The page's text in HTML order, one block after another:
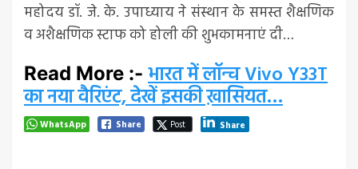
महोदय डॉ. जे. के. उपाध्याय ने संस्थान के समस्त शैक्षणिक
व अशैक्षणिक स्टाफ को होली की शुभकामनाएं दी…
Read More :- भारत में लॉन्च Vivo Y33T
का नया वैरिएंट, देखें इसकी ख़ासियत…
WhatsApp Share Post Share